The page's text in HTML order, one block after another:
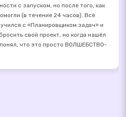
с запуском, но после того, как
(в течение 24 часов). Всё
с «Планировщиком задач» и
свой проект, но когда нашёл
что это просто ВОЛШЕБСТВО-